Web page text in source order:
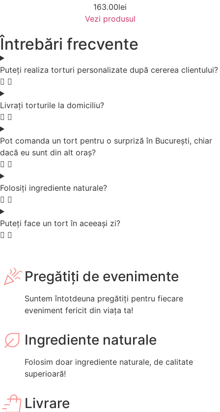
163.00lei
Vezi produsul
Întrebări frecvente
Puteți realiza torturi personalizate după cererea clientului?
Livrați torturile la domiciliu?
Pot comanda un tort pentru o surpriză în București, chiar
dacă eu sunt din alt oraș?
Folosiți ingrediente naturale?
Puteți face un tort în aceeași zi?
Pregătiți de evenimente
Suntem întotdeuna pregătiți pentru fiecare
eveniment fericit din viața ta!
Ingrediente naturale
Folosim doar ingrediente naturale, de calitate
superioară!
Livrare